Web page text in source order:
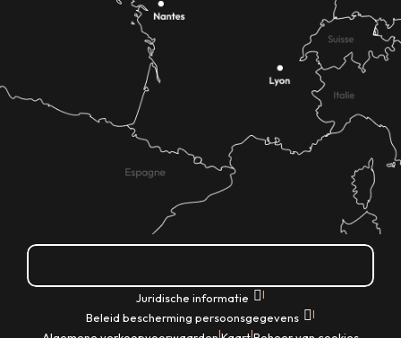
Juridische informatie |
Beleid bescherming persoonsgegevens |
| |